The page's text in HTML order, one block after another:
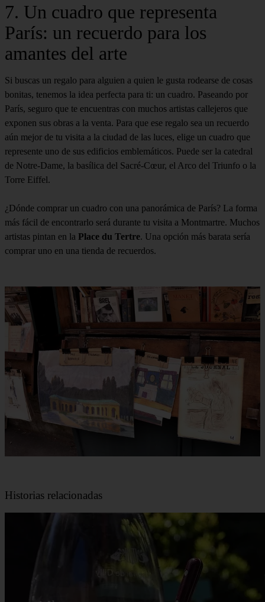
7. Un cuadro que representa
París: un recuerdo para los
amantes del arte
Si buscas un regalo para alguien a quien le gusta rodearse de cosas
bonitas, tenemos la idea perfecta para ti: un cuadro. Paseando por
París, seguro que te encuentras con muchos artistas callejeros que
exponen sus obras a la venta. Para que ese regalo sea un recuerdo
aún mejor de tu visita a la ciudad de las luces, elige un cuadro que
represente uno de sus edificios emblemáticos. Puede ser la catedral
de Notre-Dame, la basílica del Sacré-Cœur, el Arco del Triunfo o la
Torre Eiffel.
¿Dónde comprar un cuadro con una panorámica de París? La forma
más fácil de encontrarlo será durante tu visita a Montmartre. Muchos
artistas pintan en la Place du Tertre. Una opción más barata sería
comprar uno en una tienda de recuerdos.
Historias relacionadas